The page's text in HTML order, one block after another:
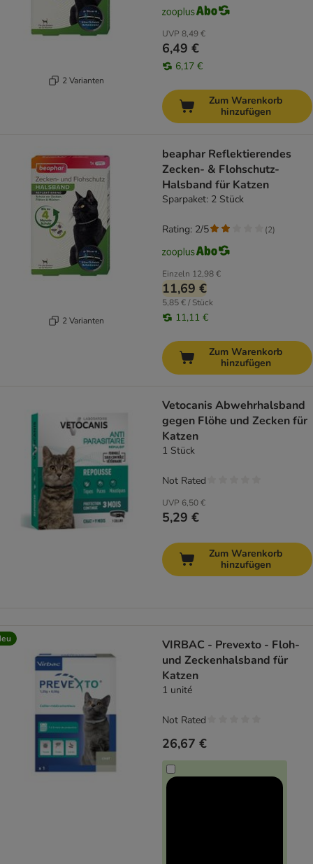
2 Varianten
UVP 8,49 €
6,49 €
6,17 €
Zum Warenkorb
hinzufügen
2 Varianten
beaphar Reflektierendes
Zecken- & Flohschutz-
Halsband für Katzen
Sparpaket: 2 Stück
Einzeln 12,98 €
11,69 €
5,85 € / Stück
11,11 €
Rating: 2/5 (2)
Zum Warenkorb
hinzufügen
Vetocanis Abwehrhalsband
gegen Flöhe und Zecken für
Katzen
1 Stück
UVP 6,50 €
5,29 €
Not Rated
Zum Warenkorb
hinzufügen
VIRBAC - Prevexto - Floh-
und Zeckenhalsband für
Katzen
1 unité
26,67 €
Not Rated